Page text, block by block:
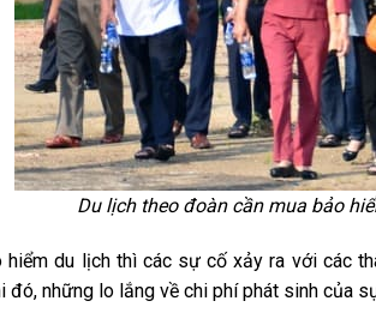
Du lịch theo đoàn cần mua bảo
hiểm du lịch thì các sự cố xảy ra với các
đó, những lo lắng về chi phí phát sinh của